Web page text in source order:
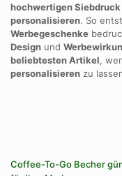
hochwertigen Siebdruck
personalisieren. So
Werbegeschenke
Design und
beliebtesten Artikel,
personalisieren zu
Coffee-To-Go Becher